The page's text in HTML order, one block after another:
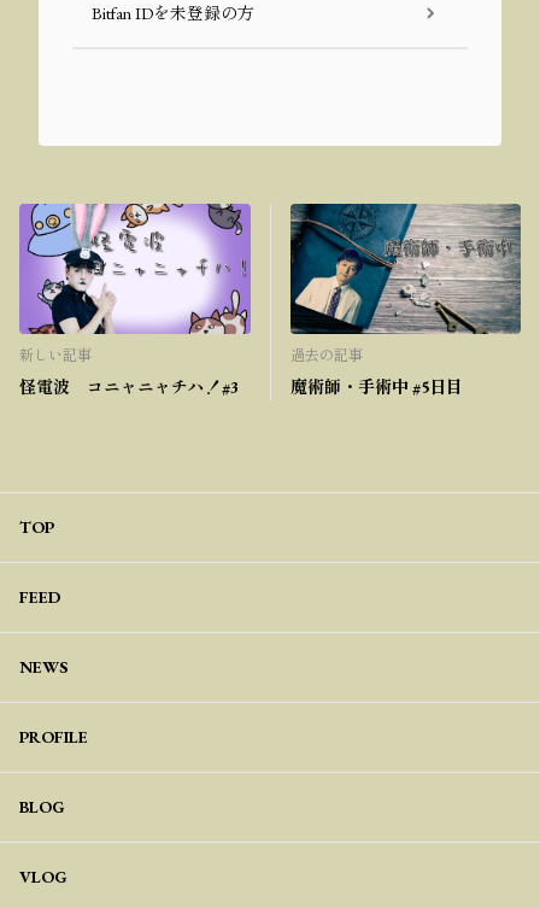
Bitfan IDを未登録の方
新しい記事
怪電波 コニャニャチハ！#3
過去の記事
魔術師・手術中 #5日目
TOP
FEED
NEWS
PROFILE
BLOG
VLOG